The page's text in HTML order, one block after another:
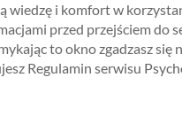
temu w Turynie jest
pasję, serce, wysiłek. Glik
mu nie idzie, rzuca
wiedzę i komfort w
przed przejściem do
to okno zgadzasz się
Regulamin serwisu